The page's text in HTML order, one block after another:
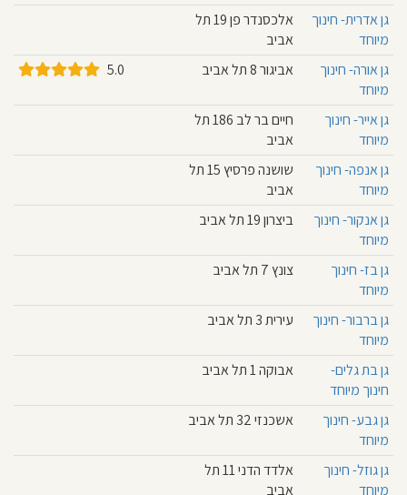
גן אדרית- חינוך
מיוחד
אלכסנדר פן 19 תל
אביב
גן אורה- חינוך
מיוחד
אביגור 8 תל אביב 5.0
גן אייר- חינוך
מיוחד
חיים בר לב 186 תל
אביב
גן אנפה- חינוך
מיוחד
שושנה פרסיץ 15 תל
אביב
גן אנקור- חינוך
מיוחד
ביצרון 19 תל אביב
גן בז- חינוך
מיוחד
צונץ 7 תל אביב
גן ברבור- חינוך
מיוחד
עירית 3 תל אביב
גן בת גלים-
חינוך מיוחד
אבוקה 1 תל אביב
גן גבע- חינוך
מיוחד
אשכנזי 32 תל אביב
גן גוזל- חינוך
מיוחד
אלדד הדני 11 תל
אביב